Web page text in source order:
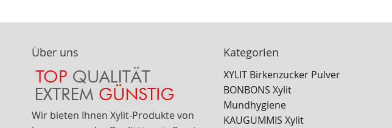
Über uns
Wir bieten Ihnen Xylit-Produkte von
Kategorien
XYLIT Birkenzucker Pulver
BONBONS Xylit
Mundhygiene
KAUGUMMIS Xylit